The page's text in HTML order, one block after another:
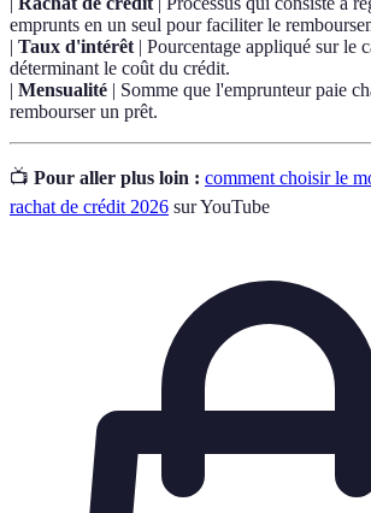
emprunts en un seul pour faciliter le
| Taux d'intérêt | Pourcentage appliqué sur le
déterminant le coût du crédit.
| Mensualité | Somme que l'emprunteur paie
rembourser un prêt.
📺 Pour aller plus loin : comment choisir le
rachat de crédit 2026 sur YouTube